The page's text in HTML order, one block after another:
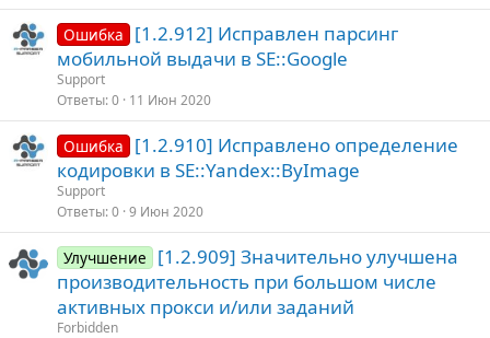
Ошибка
[1.2.912] Исправлен парсинг
мобильной выдачи в SE::Google
Support
Ответы 0 11 Июн 2020
Ошибка
[1.2.910] Исправлено определение
кодировки в SE::Yandex::ByImage
Support
Ответы 0 9 Июн 2020
Улучшение
[1.2.909] Значительно улучшена
производительность при большом числе
активных прокси и/или заданий
Forbidden